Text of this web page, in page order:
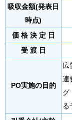
吸収金額(発表日
時点)
価 格 決 定 日
受 渡 日
PO実施の目的
広
連
グ
る